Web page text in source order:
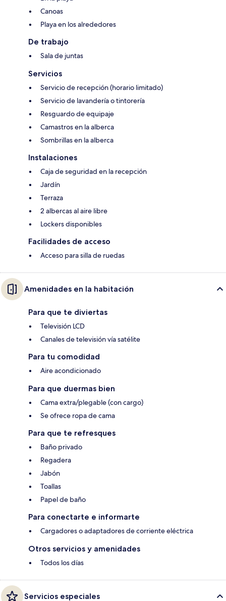
Canoas
Playa en los alrededores
De trabajo
Sala de juntas
Servicios
Servicio de recepción (horario limitado)
Servicio de lavandería o tintorería
Resguardo de equipaje
Camastros en la alberca
Sombrillas en la alberca
Instalaciones
Caja de seguridad en la recepción
Jardín
Terraza
2 albercas al aire libre
Lockers disponibles
Facilidades de acceso
Acceso para silla de ruedas
Amenidades en la habitación
Para que te diviertas
Televisión LCD
Canales de televisión vía satélite
Para tu comodidad
Aire acondicionado
Para que duermas bien
Cama extra/plegable (con cargo)
Se ofrece ropa de cama
Para que te refresques
Baño privado
Regadera
Jabón
Toallas
Papel de baño
Para conectarte e informarte
Cargadores o adaptadores de corriente eléctrica
Otros servicios y amenidades
Todos los días
Servicios especiales